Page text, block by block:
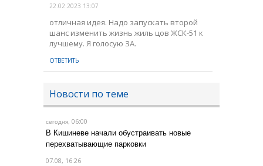
22.02.2023 13:07
отличная идея. Надо запускать второй
шанс изменить жизнь жиль цов ЖСК-51 к
лучшему. Я голосую ЗА.
ОТВЕТИТЬ
Новости по теме
сегодня, 06:00
В Кишиневе начали обустраивать новые
перехватывающие парковки
07.08, 16:26